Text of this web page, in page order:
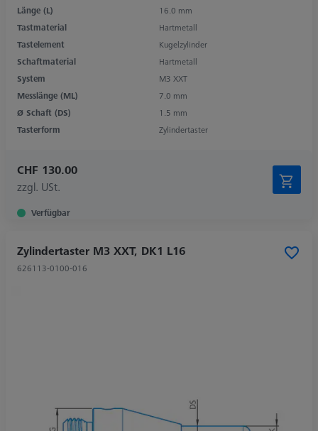
Länge (L)
16.0 mm
Tastmaterial
Hartmetall
Tastelement
Kugelzylinder
Schaftmaterial
Hartmetall
System
M3 XXT
Messlänge (ML)
7.0 mm
Ø Schaft (DS)
1.5 mm
Tasterform
Zylindertaster
CHF 130.00
zzgl. USt.
Verfügbar
Zylindertaster M3 XXT, DK1 L16
626113-0100-016